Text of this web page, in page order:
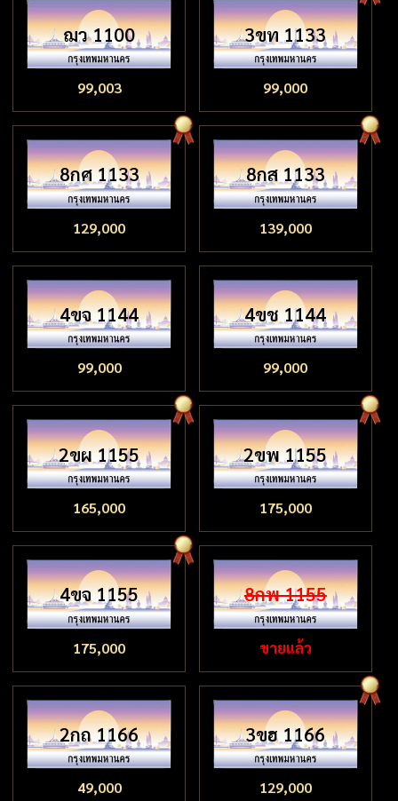
ฌว 1100
99,003
3ขท 1133
99,000
8กศ 1133
129,000
8กส 1133
139,000
4ขจ 1144
99,000
4ขช 1144
99,000
2ขผ 1155
165,000
2ขพ 1155
175,000
4ขจ 1155
175,000
8กพ 1155
ขายแล้ว
2กถ 1166
49,000
3ขฮ 1166
129,000